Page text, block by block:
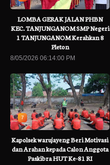
LOMBA GERAK JALAN PHBN
KEC. TANJUNGANOM SMP Negeri
1 TANJUNGANOM Kerahkan 8
Pleton
8/05/2026 06:14:00 PM
7
Kapolsek warujayeng Beri Motivasi
dan Arahan kepada Calon Anggota
Paskibra HUT Ke-81 RI